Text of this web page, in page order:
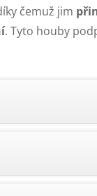
čemuž jim
. Tyto houby